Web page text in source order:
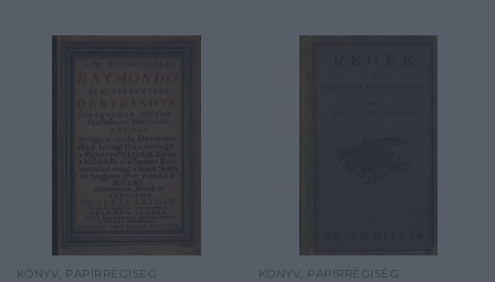
KÖNYV, PAPÍRRÉGISÉG KÖNYV, PAPÍRRÉGISÉG